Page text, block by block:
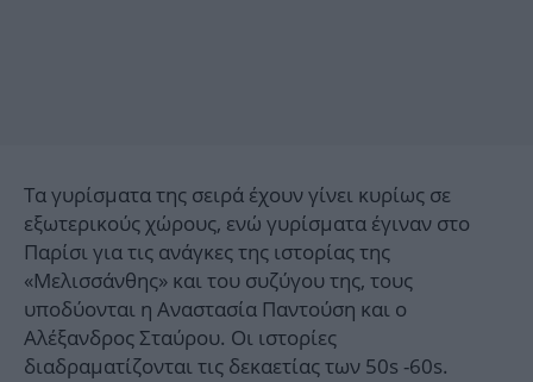
Τα γυρίσματα της σειρά έχουν γίνει κυρίως σε
εξωτερικούς χώρους, ενώ γυρίσματα έγιναν στο
Παρίσι για τις ανάγκες της ιστορίας της
«Μελισσάνθης» και του συζύγου της, τους
υποδύονται η Αναστασία Παντούση και ο
Αλέξανδρος Σταύρου. Οι ιστορίες
διαδραματίζονται τις δεκαετίας των 50s -60s.